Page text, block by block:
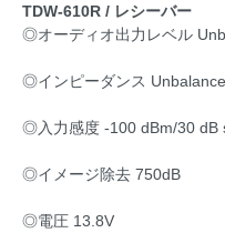
TDW-610R / レシーバー
◎オーディオ出力レベル
◎インピーダンス
◎入力感度 -100 dBm/30 dB
◎イメージ除去 750dB
◎電圧 13.8V